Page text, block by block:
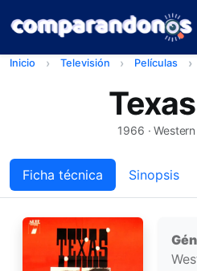
Inicio Televisión Películas
1966 ·
Ficha técnica Sinopsis
Ficha técnica